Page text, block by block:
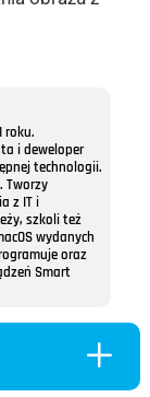
roku.
i deweloper
technologii.
Tworzy
z IT i
szkoli też
wydanych
oraz
Smart
L